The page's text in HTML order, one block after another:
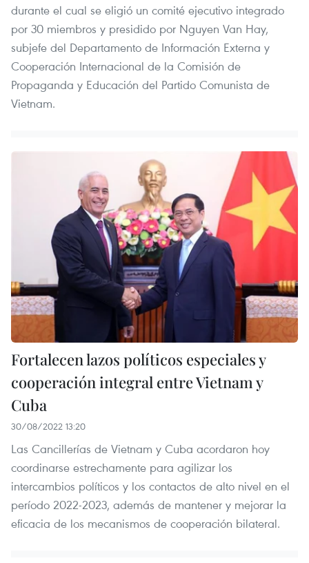
durante el cual se eligió un comité ejecutivo integrado
por 30 miembros y presidido por Nguyen Van Hay,
subjefe del Departamento de Información Externa y
Cooperación Internacional de la Comisión de
Propaganda y Educación del Partido Comunista de
Vietnam.
Fortalecen lazos políticos especiales y
cooperación integral entre Vietnam y
Cuba
30/08/2022 13:20
Las Cancillerías de Vietnam y Cuba acordaron hoy
coordinarse estrechamente para agilizar los
intercambios políticos y los contactos de alto nivel en el
período 2022-2023, además de mantener y mejorar la
eficacia de los mecanismos de cooperación bilateral.